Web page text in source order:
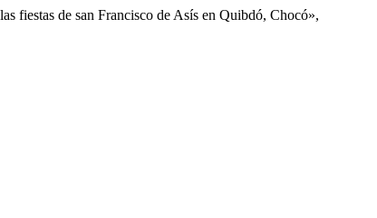
fiestas de san Francisco de Asís en Quibdó, Chocó»,